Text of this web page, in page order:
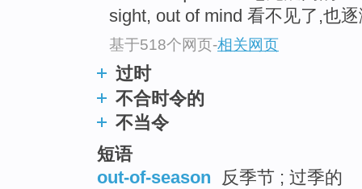
sight, out of mind 看不见了,也
基于518个网页-相关网页
过时
不合时令的
不当令
短语
out-of-season
反季节 ; 过季的